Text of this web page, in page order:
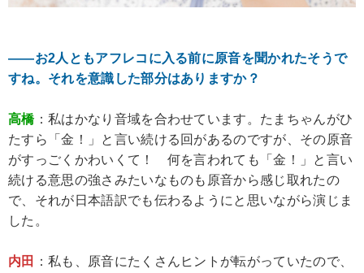
――お2人ともアフレコに入る前に原音を聞かれたそうで
すね。それを意識した部分はありますか？
高橋：私はかなり音域を合わせています。たまちゃんがひ
たすら「金！」と言い続ける回があるのですが、その原音
がすっごくかわいくて！ 何を言われても「金！」と言い
続ける意思の強さみたいなものも原音から感じ取れたの
で、それが日本語訳でも伝わるようにと思いながら演じま
した。
内田
：私も、原音にたくさんヒントが転がっていたので、